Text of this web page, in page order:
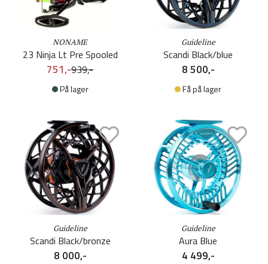
NONAME
23 Ninja Lt Pre Spooled
939,-
751,-
På lager
Guideline
Scandi Black/blue
8 500,-
Få på lager
Guideline
Scandi Black/bronze
8 000,-
Guideline
Aura Blue
4 499,-